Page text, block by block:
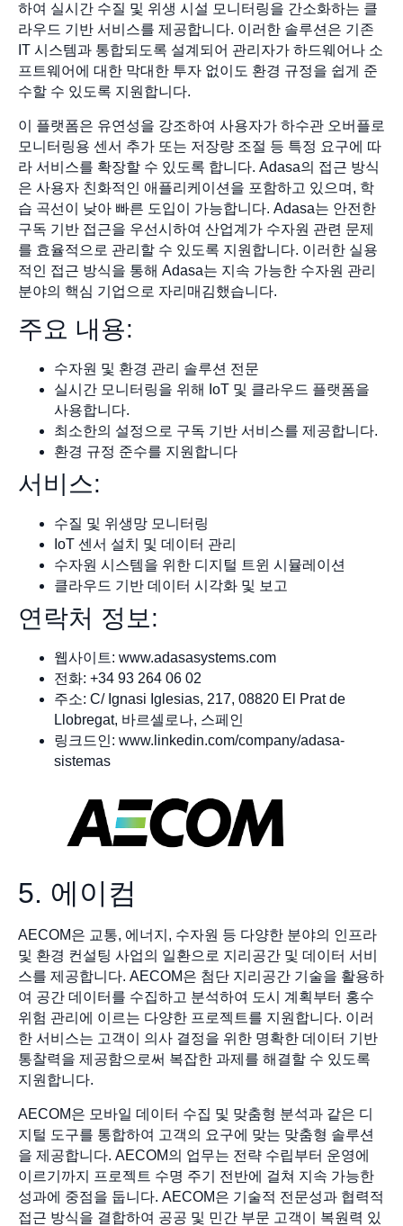
하여 실시간 수질 및 위생 시설 모니터링을 간소화하는 클
라우드 기반 서비스를 제공합니다. 이러한 솔루션은 기존
IT 시스템과 통합되도록 설계되어 관리자가 하드웨어나 소
프트웨어에 대한 막대한 투자 없이도 환경 규정을 쉽게 준
수할 수 있도록 지원합니다.
이 플랫폼은 유연성을 강조하여 사용자가 하수관 오버플로
모니터링용 센서 추가 또는 저장량 조절 등 특정 요구에 따
라 서비스를 확장할 수 있도록 합니다. Adasa의 접근 방식
은 사용자 친화적인 애플리케이션을 포함하고 있으며, 학
습 곡선이 낮아 빠른 도입이 가능합니다. Adasa는 안전한
구독 기반 접근을 우선시하여 산업계가 수자원 관련 문제
를 효율적으로 관리할 수 있도록 지원합니다. 이러한 실용
적인 접근 방식을 통해 Adasa는 지속 가능한 수자원 관리
분야의 핵심 기업으로 자리매김했습니다.
주요 내용:
수자원 및 환경 관리 솔루션 전문
실시간 모니터링을 위해 IoT 및 클라우드 플랫폼을
사용합니다.
최소한의 설정으로 구독 기반 서비스를 제공합니다.
환경 규정 준수를 지원합니다
서비스:
수질 및 위생망 모니터링
IoT 센서 설치 및 데이터 관리
수자원 시스템을 위한 디지털 트윈 시뮬레이션
클라우드 기반 데이터 시각화 및 보고
연락처 정보:
웹사이트: www.adasasystems.com
전화: +34 93 264 06 02
주소: C/ Ignasi Iglesias, 217, 08820 El Prat de
Llobregat, 바르셀로나, 스페인
링크드인: www.linkedin.com/company/adasa-
sistemas
5. 에이컴
AECOM은 교통, 에너지, 수자원 등 다양한 분야의 인프라
및 환경 컨설팅 사업의 일환으로 지리공간 및 데이터 서비
스를 제공합니다. AECOM은 첨단 지리공간 기술을 활용하
여 공간 데이터를 수집하고 분석하여 도시 계획부터 홍수
위험 관리에 이르는 다양한 프로젝트를 지원합니다. 이러
한 서비스는 고객이 의사 결정을 위한 명확한 데이터 기반
통찰력을 제공함으로써 복잡한 과제를 해결할 수 있도록
지원합니다.
AECOM은 모바일 데이터 수집 및 맞춤형 분석과 같은 디
지털 도구를 통합하여 고객의 요구에 맞는 맞춤형 솔루션
을 제공합니다. AECOM의 업무는 전략 수립부터 운영에
이르기까지 프로젝트 수명 주기 전반에 걸쳐 지속 가능한
성과에 중점을 둡니다. AECOM은 기술적 전문성과 협력적
접근 방식을 결합하여 공공 및 민간 부문 고객이 복원력 있